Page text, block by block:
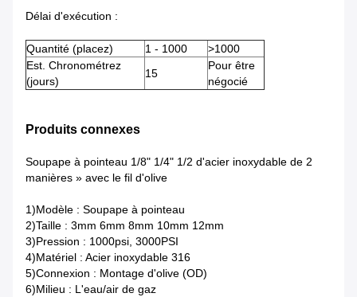
Délai d'exécution :
Quantité (placez) 1 - 1000 >1000
Est. Chronométrez
(jours)
15
Pour être
négocié
Produits connexes
Soupape à pointeau 1/8" 1/4" 1/2 d'acier inoxydable de 2
manières » avec le fil d'olive
1)Modèle : Soupape à pointeau
2)Taille : 3mm 6mm 8mm 10mm 12mm
3)Pression : 1000psi, 3000PSI
4)Matériel : Acier inoxydable 316
5)Connexion : Montage d'olive (OD)
6)Milieu : L'eau/air de gaz